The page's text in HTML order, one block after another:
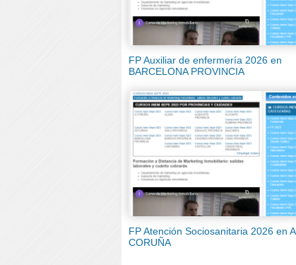
FP Auxiliar de enfermería 2026 en
BARCELONA PROVINCIA
FP Atención Sociosanitaria 2026 en A
CORUÑA